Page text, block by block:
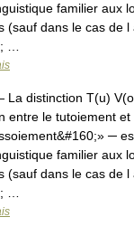
familier aux
(sauf dans le cas de l
…
La distinction T(u)
entre le tutoiement et
─
familier aux
(sauf dans le cas de l
…